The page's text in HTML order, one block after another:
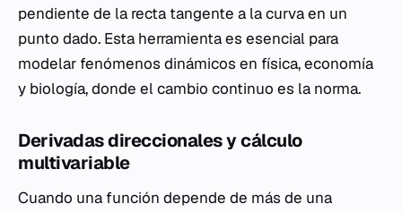
pendiente de la recta tangente a la curva en un
punto dado. Esta herramienta es esencial para
modelar fenómenos dinámicos en física, economía
y biología, donde el cambio continuo es la norma.
Derivadas direccionales y cálculo
multivariable
Cuando una función depende de más de una